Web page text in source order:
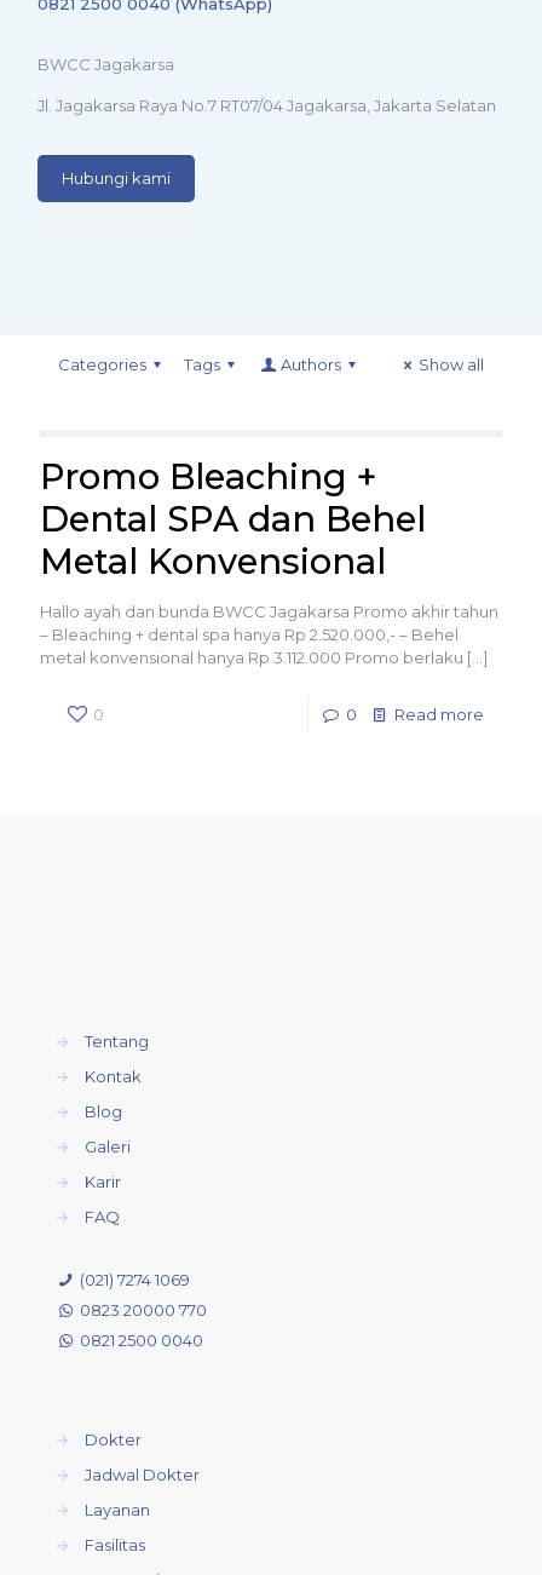
0821 2500 0040 (WhatsApp)
BWCC Jagakarsa
Jl. Jagakarsa Raya No.7 RT07/04 Jagakarsa, Jakarta Selatan
Hubungi kami
Categories Tags Authors Show all
Promo Bleaching +
Dental SPA dan Behel
Metal Konvensional
Hallo ayah dan bunda BWCC Jagakarsa Promo akhir tahun
– Bleaching + dental spa hanya Rp 2.520.000,- – Behel
metal konvensional hanya Rp 3.112.000 Promo berlaku […]
0 0 Read more
→
Tentang
→
Kontak
→
Blog
→
Galeri
→
Karir
→
FAQ
(021) 7274 1069
0823 20000 770
0821 2500 0040
→
Dokter
→
Jadwal Dokter
→
Layanan
→
Fasilitas